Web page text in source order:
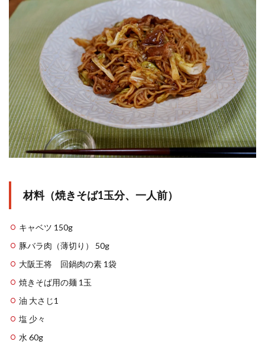
材料（焼きそば1玉分、一人前）
キャベツ 150g
豚バラ肉（薄切り）
50g
大阪王将 回鍋肉の素 1袋
焼きそば用の麺 1 玉
油 大さじ1
塩 少々
水 60g